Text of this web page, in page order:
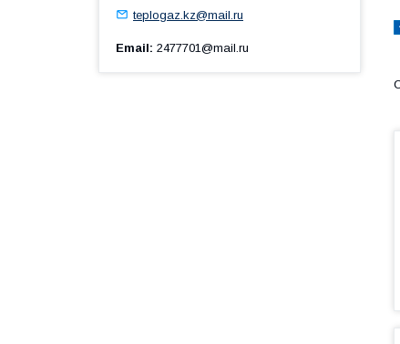
teplogaz.kz@mail.ru
Email 2477701@mail.ru